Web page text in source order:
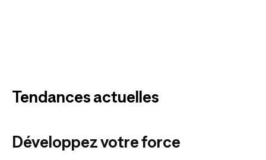
Tendances actuelles
Développez votre force